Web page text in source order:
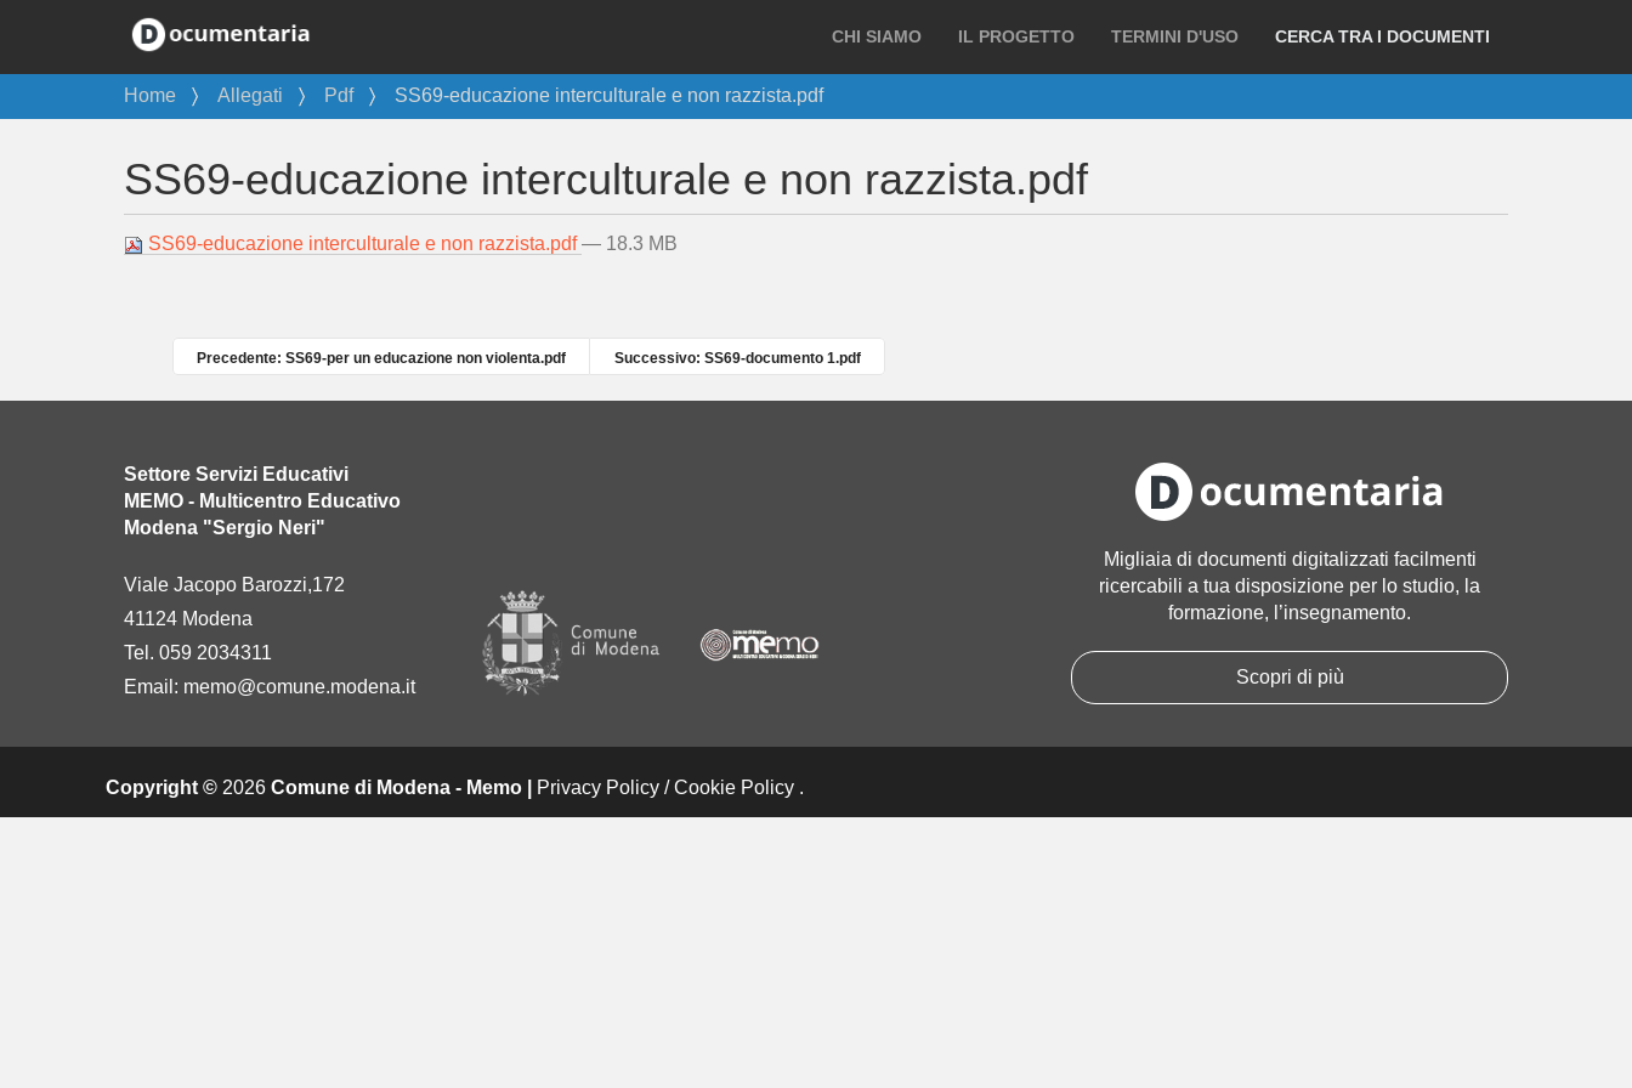
CHI SIAMO IL PROGETTO TERMINI D'USO CERCA TRA I DOCUMENTI
T
u
e
u
Home Allegati Pdf SS69-educazione interculturale e non razzista.pdf
SS69-educazione interculturale e non razzista.pdf
SS69-educazione interculturale e non razzista.pdf— 18.3 MB
Precedente: SS69-per un educazione non violenta.pdf Successivo: SS69-documento 1.pdf
Settore Servizi Educativi
MEMO - Multicentro Educativo
Modena "Sergio Neri"
Viale Jacopo Barozzi,172
41124 Modena
Tel. 059 2034311
Email: memo@comune.modena.it
Migliaia di documenti digitalizzati facilmenti
ricercabili a tua disposizione per lo studio, la
formazione, l’insegnamento.
Scopri di più
Copyright © 2026 Comune di Modena - Memo | Privacy Policy /Cookie Policy .